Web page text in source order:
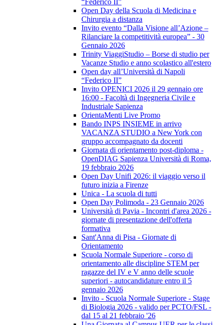
“Federico II”
Open Day della Scuola di Medicina e
Chirurgia a distanza
Invito evento “Dalla Visione all’Azione –
Rilanciare la competitività europea” - 30
Gennaio 2026
Trinity ViaggiStudio – Borse di studio per
Vacanze Studio e anno scolastico all'estero
Open day all’Università di Napoli
“Federico II”
Invito OPENICI 2026 il 29 gennaio ore
16:00 - Facoltà di Ingegneria Civile e
Industriale Sapienza
OrientaMenti Live Promo
Bando INPS INSIEME in arrivo
VACANZA STUDIO a New York con
gruppo accompagnato da docenti
Giornata di orientamento post-diploma -
OpenDIAG Sapienza Università di Roma,
19 febbraio 2026
Open Day Unifi 2026: il viaggio verso il
futuro inizia a Firenze
Unica - La scuola di tutti
Open Day Polimoda - 23 Gennaio 2026
Università di Pavia - Incontri d'area 2026 -
giornate di presentazione dell'offerta
formativa
Sant'Anna di Pisa - Giornate di
Orientamento
Scuola Normale Superiore - corso di
orientamento alle discipline STEM per
ragazze del IV e V anno delle scuole
superiori - autocandidature entro il 5
gennaio 2026
Invito - Scuola Normale Superiore - Stage
di Biologia 2026 - valido per PCTO/FSL -
dal 15 al 21 febbraio '26